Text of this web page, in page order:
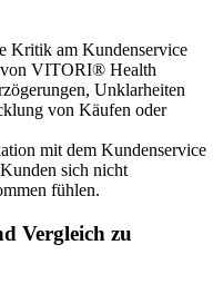
Kritik am Kundenservice
von VITORI® Health
Unklarheiten
von Käufen oder
mit dem Kundenservice
sich nicht
fühlen.
Vergleich zu